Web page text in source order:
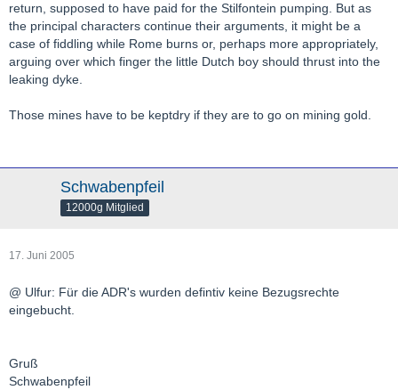
return, supposed to have paid for the Stilfontein pumping. But as
the principal characters continue their arguments, it might be a
case of fiddling while Rome burns or, perhaps more appropriately,
arguing over which finger the little Dutch boy should thrust into the
leaking dyke.
Those mines have to be keptdry if they are to go on mining gold.
Schwabenpfeil
12000g Mitglied
17. Juni 2005
@ Ulfur: Für die ADR's wurden defintiv keine Bezugsrechte
eingebucht.
Gruß
Schwabenpfeil